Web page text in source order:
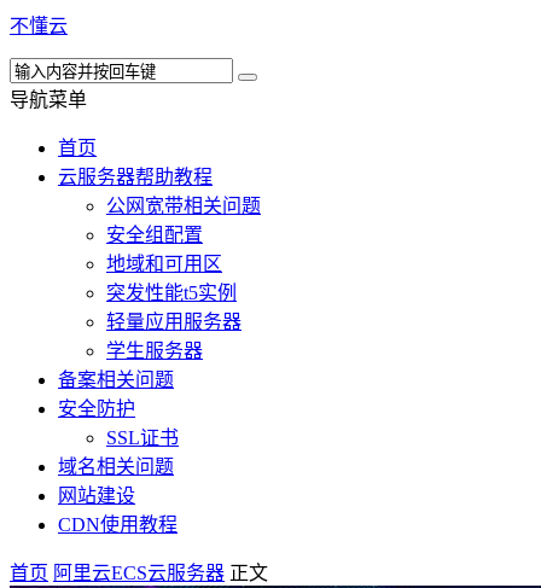
不懂云
导航菜单
首页
云服务器帮助教程
公网宽带相关问题
安全组配置
地域和可用区
突发性能t5实例
轻量应用服务器
学生服务器
备案相关问题
安全防护
SSL证书
域名相关问题
网站建设
CDN使用教程
首页 阿里云ECS云服务器 正文